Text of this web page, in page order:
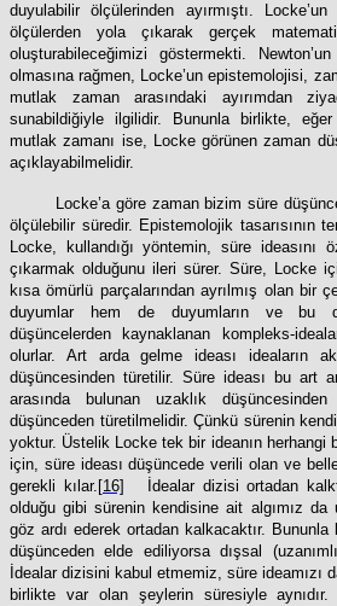
duyulabilir ölçülerinden ayırmıştı.
ölçülerden yola çıkarak gerçek
oluşturabileceğimizi göstermekti.
olmasına rağmen, Locke’un epistemolojisi,
mutlak zaman arasındaki ayırımdan
sunabildiğiyle ilgilidir. Bununla birlikte,
mutlak zamanı ise, Locke görünen zaman
açıklayabilmelidir.
Locke’a göre zaman bizim süre
ölçülebilir süredir. Epistemolojik tasarısının
Locke, kullandığı yöntemin, süre ideasını
çıkarmak olduğunu ileri sürer. Süre, Locke
kısa ömürlü parçalarından ayrılmış olan bir
duyumlar hem de duyumların ve bu
düşüncelerden kaynaklanan kompleks-
olurlar. Art arda gelme ideası ideaların
düşüncesinden türetilir. Süre ideası bu art
arasında bulunan uzaklık
düşünceden türetilmelidir. Çünkü sürenin
yoktur. Üstelik Locke tek bir ideanın herhangi
için, süre ideası düşüncede verili olan ve
gerekli kılar. [16] İdealar dizisi ortadan
olduğu gibi sürenin kendisine ait algımız da
göz ardı ederek ortadan kalkacaktır.
düşünceden elde ediliyorsa dışsal
İdealar dizisini kabul etmemiz, süre ideamızı
birlikte var olan şeylerin süresiyle aynıdır.